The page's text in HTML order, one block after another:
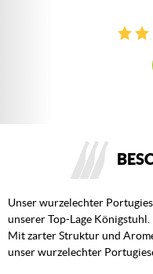
Unser wurzelechter
unserer Top-Lage Königstuhl.
Mit zarter Struktur und
unser wurzelechter